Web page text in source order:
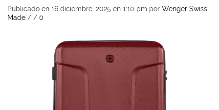
Publicado en 16 diciembre, 2025 en 1:10 pm por Wenger Swiss
Made / / 0